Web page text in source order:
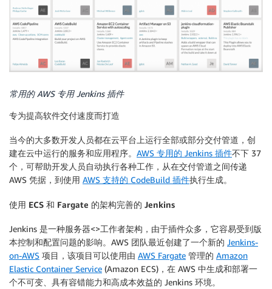
常用的 AWS 专用 Jenkins 插件
专为提高软件交付速度而打造
当今的大多数开发人员都在云平台上运行全部或部分交付管道，创
建在云中运行的服务和应用程序。 AWS 专用的 Jenkins 插件不下 37
个，可帮助开发人员自动执行各种工作，从在交付管道之间传递
AWS 凭据，到使用 AWS 支持的 CodeBuild 插件执行生成。
使用 ECS 和 Fargate 的架构完善的 Jenkins
Jenkins 是一种服务器<>工作者架构，由于插件众多，它容易受到版
本控制和配置问题的影响。AWS 团队最近创建了一个新的 Jenkins-
on-AWS 项目，该项目可以使用由 AWS Fargate 管理的 Amazon
Elastic Container Service (Amazon ECS)，在 AWS 中生成和部署一
个不可变、具有容错能力和高成本效益的 Jenkins 环境。